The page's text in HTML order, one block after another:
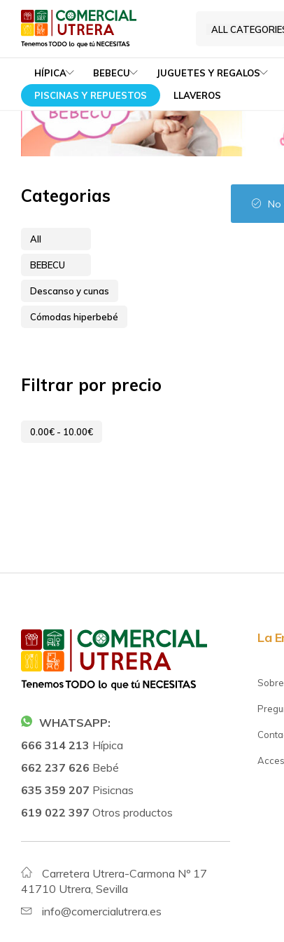
Comercial
Utrera
Tenemos
TODO
lo
que
NECESITAS
ALL
HÍPICA BEBECU JUGUETES Y REGALOS
PISCINAS Y REPUESTOS
LLAVEROS
Home BEBECU Descanso y cunas
No
Categorias
All
BEBECU
Descanso y cunas
Cómodas hiperbebé
Filtrar por precio
0.00€ - 10.00€
WHATSAPP:
666 314 213 Hípica
662 237 626 Bebé
635 359 207 Pisicnas
619 022 397 Otros productos
Carretera Utrera-Carmona Nº 17
41710 Utrera, Sevilla
info@comercialutrera.es
La